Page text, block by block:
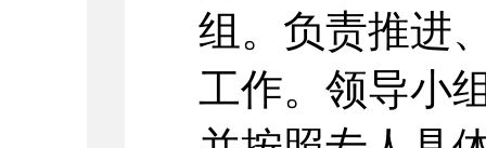
组。负责推进
工作。领导小